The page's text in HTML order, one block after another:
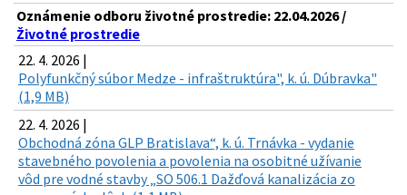
Oznámenie odboru životné prostredie: 22.04.2026 /
Životné prostredie
22. 4. 2026 |
Polyfunkčný súbor Medze - infraštruktúra", k. ú. Dúbravka"
(1,9 MB)
22. 4. 2026 |
Obchodná zóna GLP Bratislava“, k. ú. Trnávka - vydanie
stavebného povolenia a povolenia na osobitné užívanie
vôd pre vodné stavby „SO 506.1 Dažďová kanalizácia zo